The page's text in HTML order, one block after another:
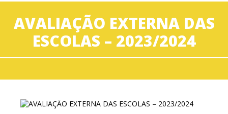
AVALIAÇÃO EXTERNA DAS
ESCOLAS – 2023/2024